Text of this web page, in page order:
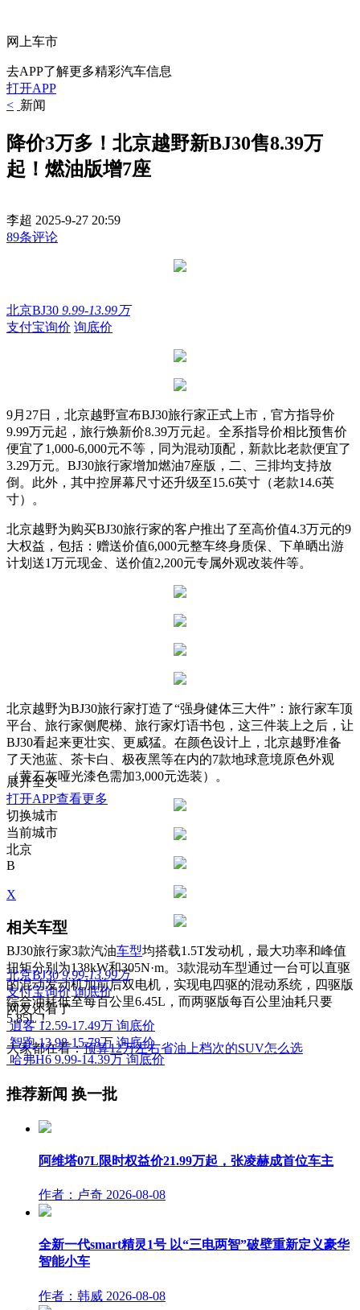
网上车市
去APP了解更多精彩汽车信息
打开APP
< 新闻
降价3万多！北京越野新BJ30售8.39万
起！燃油版增7座
李超 2025-9-27 20:59
89条评论
北京BJ30 9.99-13.99万
支付宝询价 询底价
9月27日，北京越野宣布BJ30旅行家正式上市，官方指导价
9.99万元起，旅行焕新价8.39万元起。全系指导价相比预售价
便宜了1,000-6,000元不等，同为混动顶配，新款比老款便宜了
3.29万元。BJ30旅行家增加燃油7座版，二、三排均支持放
倒。此外，其中控屏幕尺寸还升级至15.6英寸（老款14.6英
寸）。
北京越野为购买BJ30旅行家的客户推出了至高价值4.3万元的9
大权益，包括：赠送价值6,000元整车终身质保、下单晒出游
计划送1万元现金、送价值2,200元专属外观改装件等。
北京越野为BJ30旅行家打造了“强身健体三大件”：旅行家车顶
平台、旅行家侧爬梯、旅行家灯语书包，这三件装上之后，让
BJ30看起来更壮实、更威猛。在颜色设计上，北京越野准备
了天池蓝、茶卡白、极夜黑等在内的7款地球意境原色外观
（黄石灰哑光漆色需加3,000元选装）。
BJ30旅行家3款汽油车型均搭载1.5T发动机，最大功率和峰值
扭矩分别为138kW和305N·m。3款混动车型通过一台可以直驱
的混动发动机加前后双电机，实现电四驱的混动系统，四驱版
综合油耗低至每百公里6.45L，而两驱版每百公里油耗只要
5.85L！
大家都在看：预算12万左右省油上档次的SUV怎么选
展开全文
打开APP查看更多
切换城市
当前城市
北京
B
X
相关车型
北京BJ30 9.99-13.99万
支付宝询价 询底价
网友还看了
逍客 12.59-17.49万 询底价
智跑 13.98-15.78万 询底价
哈弗H6 9.99-14.39万 询底价
推荐新闻 换一批
阿维塔07L限时权益价21.99万起，张凌赫成首位车主
作者：卢奇 2026-08-08
全新一代smart精灵1号 以“三电两智”破壁重新定义豪华
智能小车
作者：韩威 2026-08-08